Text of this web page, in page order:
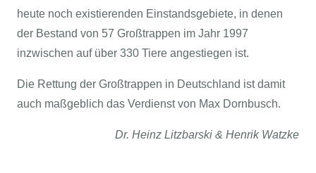
heute noch existierenden Einstandsgebiete, in denen
der Bestand von 57 Großtrappen im Jahr 1997
inzwischen auf über 330 Tiere angestiegen ist.
Die Rettung der Großtrappen in Deutschland ist damit
auch maßgeblich das Verdienst von Max Dornbusch.
Dr. Heinz Litzbarski & Henrik Watzke